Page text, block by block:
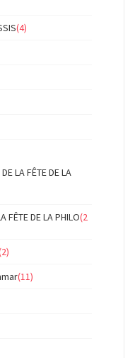
(4)
LA FÊTE DE LA
FÊTE DE LA PHILO(2
(11)